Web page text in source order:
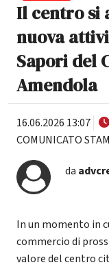
Il centro si
nuova
Sapori del
Amendola
16.06.2026 13:07
COMUNICATO
da
In un momento in
commercio di
valore del centro